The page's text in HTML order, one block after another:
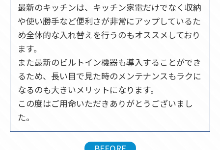
最新のキッチンは、キッチン家電だけでなく収納
や使い勝手など便利さが非常にアップしているた
め全体的な入れ替えを行うのもオススメしており
ます。
また最新のビルトイン機器も導入することができ
るため、長い目で見た時のメンテナンスもラクに
なるのも大きいメリットになります。
この度はご用命いただきありがとうございまし
た。